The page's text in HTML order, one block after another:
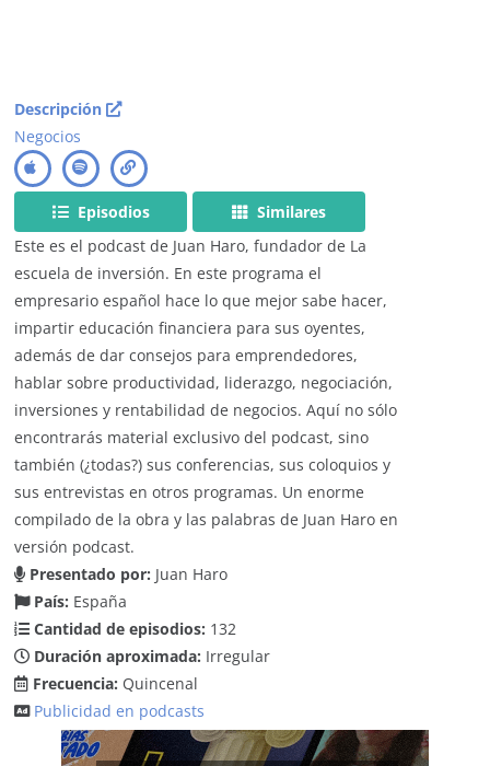
Descripción
Negocios
Episodios
Similares
Este es el podcast de Juan Haro, fundador de La
escuela de inversión. En este programa el
empresario español hace lo que mejor sabe hacer,
impartir educación financiera para sus oyentes,
además de dar consejos para emprendedores,
hablar sobre productividad, liderazgo, negociación,
inversiones y rentabilidad de negocios. Aquí no sólo
encontrarás material exclusivo del podcast, sino
también (¿todas?) sus conferencias, sus coloquios y
sus entrevistas en otros programas. Un enorme
compilado de la obra y las palabras de Juan Haro en
versión podcast.
Presentado por: Juan Haro
País: España
Cantidad de episodios: 132
Duración aproximada: Irregular
Frecuencia: Quincenal
Publicidad en podcasts